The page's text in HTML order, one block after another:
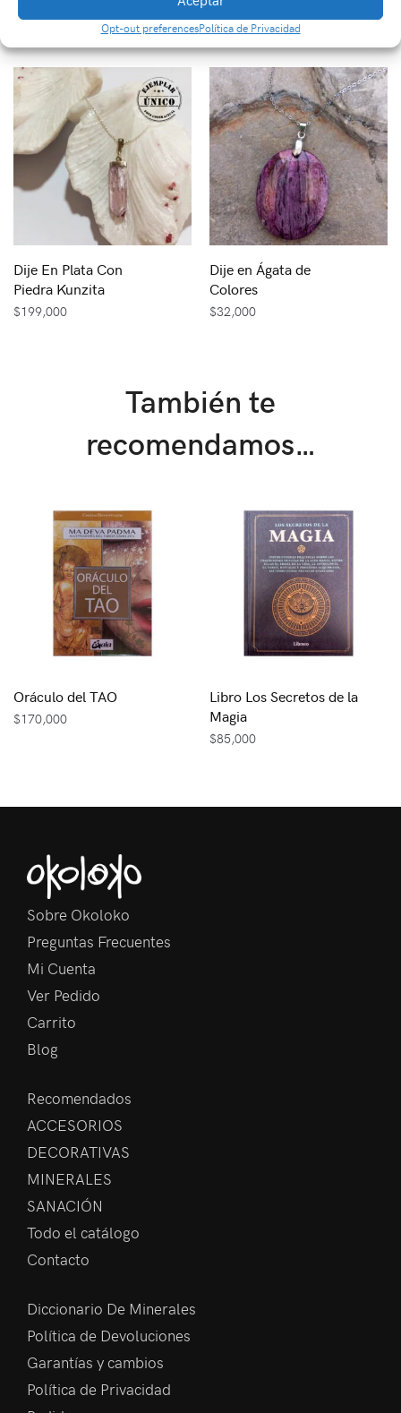
Opt-out preferencesPolítica de Privacidad
$5,000
Dije En Plata Con
Piedra Kunzita
$199,000
Dije en Ágata de
Colores
$32,000
También te
recomendamos…
Oráculo del TAO
$170,000
Libro Los Secretos de la
Magia
$85,000
Sobre Okoloko
Preguntas Frecuentes
Mi Cuenta
Ver Pedido
Carrito
Blog
Recomendados
ACCESORIOS
DECORATIVAS
MINERALES
SANACIÓN
Todo el catálogo
Contacto
Diccionario De Minerales
Política de Devoluciones
Garantías y cambios
Política de Privacidad